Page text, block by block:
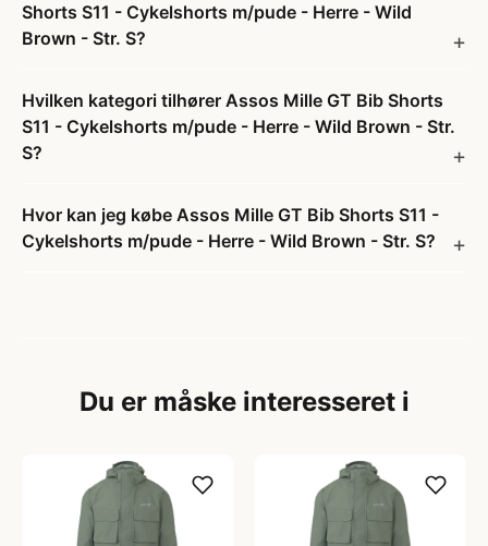
Shorts S11 - Cykelshorts m/pude - Herre - Wild
Brown - Str. S?
Hvilken kategori tilhører Assos Mille GT Bib Shorts
S11 - Cykelshorts m/pude - Herre - Wild Brown - Str.
S?
Hvor kan jeg købe Assos Mille GT Bib Shorts S11 -
Cykelshorts m/pude - Herre - Wild Brown - Str. S?
Du er måske interesseret i